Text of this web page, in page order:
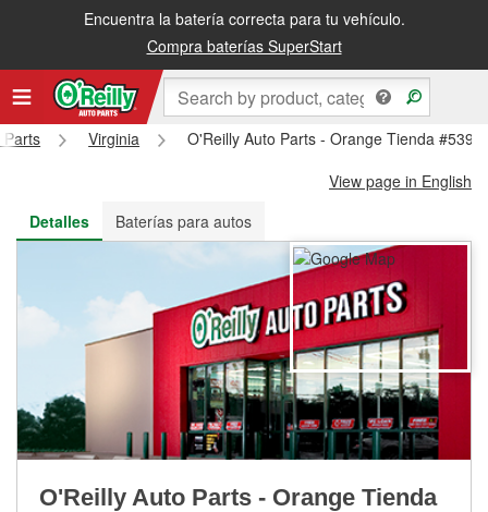
Encuentra la batería correcta para tu vehículo.
Compra baterías SuperStart
Recibe tu orden gratis al día siguiente o recógela en la tienda
Parts Virginia
O'Reilly Auto Parts - Orange Tienda #5394
View page in English
Detalles
Baterías para autos
O'Reilly Auto Parts - Orange Tienda